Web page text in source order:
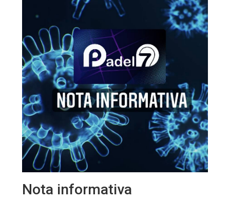
Nota informativa